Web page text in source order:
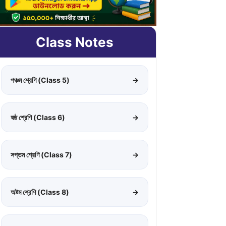
Class Notes
পঞ্চম শ্রেণি (Class 5) →
ষষ্ঠ শ্রেণি (Class 6) →
সপ্তম শ্রেণি (Class 7) →
অষ্টম শ্রেণি (Class 8) →